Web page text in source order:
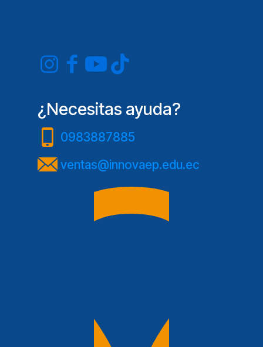
¿Necesitas ayuda?
0983887885
ventas@innovaep.edu.ec